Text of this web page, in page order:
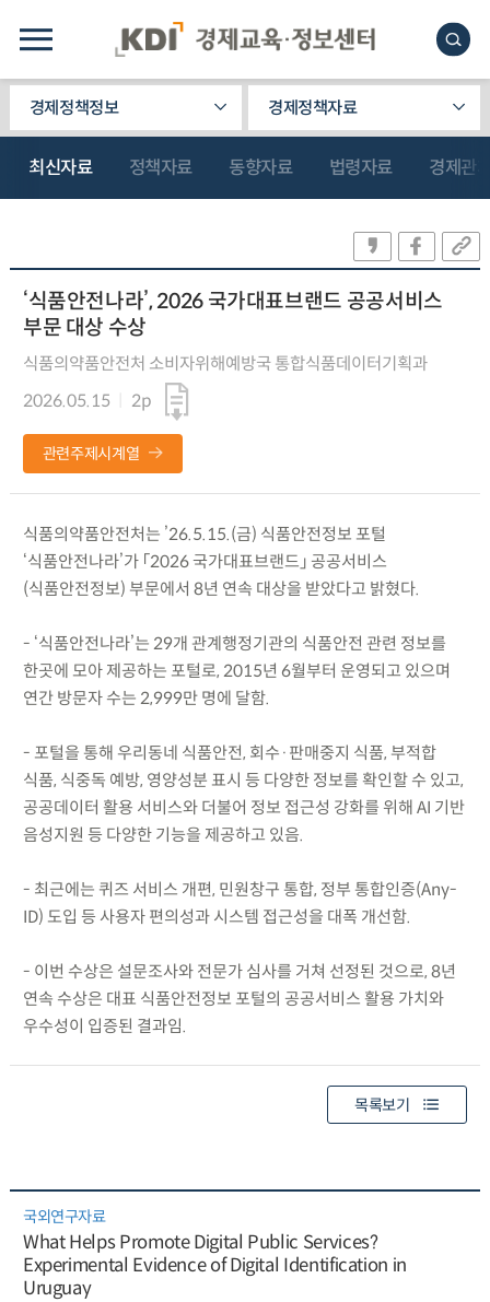
경제정책정보 경제정책자료
최신자료 정책자료 동향자료 법령자료 경제관
‘식품안전나라’, 2026 국가대표브랜드 공공서비스
부문 대상 수상
식품의약품안전처 소비자위해예방국 통합식품데이터기획과
2026.05.15
2p
관련주제시계열
식품의약품안전처는 ’26.5.15.(금) 식품안전정보 포털
‘식품안전나라’가 「2026 국가대표브랜드」 공공서비스
(식품안전정보) 부문에서 8년 연속 대상을 받았다고 밝혔다.
- ‘식품안전나라’는 29개 관계행정기관의 식품안전 관련 정보를
한곳에 모아 제공하는 포털로, 2015년 6월부터 운영되고 있으며
연간 방문자 수는 2,999만 명에 달함.
- 포털을 통해 우리동네 식품안전, 회수·판매중지 식품, 부적합
식품, 식중독 예방, 영양성분 표시 등 다양한 정보를 확인할 수 있고,
공공데이터 활용 서비스와 더불어 정보 접근성 강화를 위해 AI 기반
음성지원 등 다양한 기능을 제공하고 있음.
- 최근에는 퀴즈 서비스 개편, 민원창구 통합, 정부 통합인증(Any-
ID) 도입 등 사용자 편의성과 시스템 접근성을 대폭 개선함.
- 이번 수상은 설문조사와 전문가 심사를 거쳐 선정된 것으로, 8년
연속 수상은 대표 식품안전정보 포털의 공공서비스 활용 가치와
우수성이 입증된 결과임.
목록보기
국외연구자료
What Helps Promote Digital Public Services?
Experimental Evidence of Digital Identification in
Uruguay